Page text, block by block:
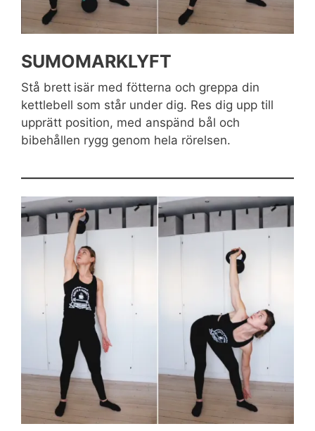
SUMOMARKLYFT
Stå brett isär med fötterna och greppa din
kettlebell som står under dig. Res dig upp till
upprätt position, med anspänd bål och
bibehållen rygg genom hela rörelsen.